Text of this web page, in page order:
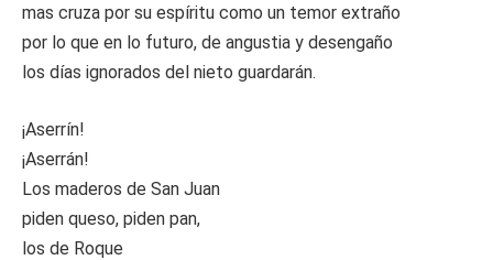
mas cruza por su espíritu como un temor extraño
por lo que en lo futuro, de angustia y desengaño
los días ignorados del nieto guardarán.
¡Aserrín!
¡Aserrán!
Los maderos de San Juan
piden queso, piden pan,
los de Roque